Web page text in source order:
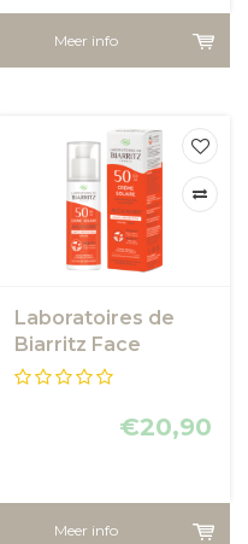
Meer info
Laboratoires de
Biarritz Face
Sunscreen SPF50
€20,90
Meer info